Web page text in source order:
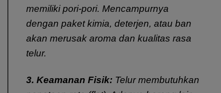
memiliki pori-pori. Mencampurnya
dengan paket kimia, deterjen, atau ban
akan merusak aroma dan kualitas rasa
telur.
3. Keamanan Fisik: Telur membutuhkan